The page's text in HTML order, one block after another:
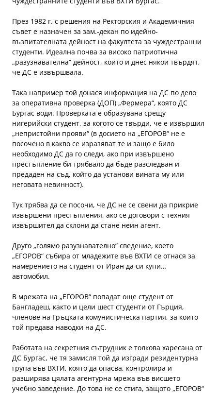
През 1982 г. с решения на Ректорския и Академичния
съвет е назначен за зам.-декан по идейно-
възпитателната дейност на факултета за чуждестранни
студенти. Идеална почва за високо патриотична
„разузнавателна“ дейност, които и днес някои твърдят,
че ДС е извършвала.
Така например той донася информация на ДС по дело
за оперативна проверка (ДОП) „Фермера“, която ДС
Бургас води. Проверката е образувана срещу
нигерийски студент, за когото се твърди, че е извършил
„непристойни прояви“ (в досието на „ЕГОРОВ“ не е
посочено в какво се изразяват те и защо е било
необходимо ДС да го следи, ако при извършено
престъпление би трябвало да бъде разследван и
предаден на съд, който да установи вината му или
неговата невинност).
Тук трябва да се посочи, че ДС не се свени да прикрие
извършени престъпления, ако се договори с техния
извършител да склони да стане неин агент.
Друго „голямо разузнавателно“ сведение, което
„ЕГОРОВ“ събира от младежите във ВХТИ се отнася за
намерението на студент от Иран да си купи…
автомобил.
В мрежата на „ЕГОРОВ“ попадат още студент от
Бангладеш, както и цели шест студенти от Гърция,
членове на Гръцката комунистическа партия, за които
той предава наводки на ДС.
Работата на секретния сътрудник е толкова харесана от
ДС Бургас, че тя замисля той да изгради резидентурна
група във ВХТИ, която да опасва, контролира и
разширява цялата агентурна мрежа във висшето
учебно заведение. До това не се стига, защото „ЕГОРОВ“